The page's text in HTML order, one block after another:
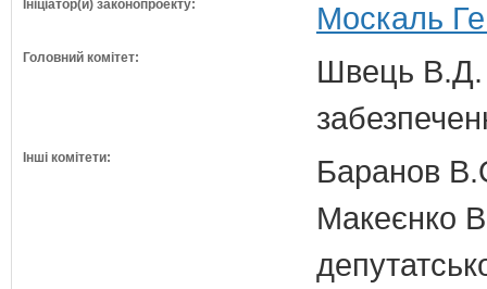
Ініціатор(и) законопроекту: Москаль
Головний комітет:
Швець В.Д.
Інші комітети:
Баранов
Макеєнко